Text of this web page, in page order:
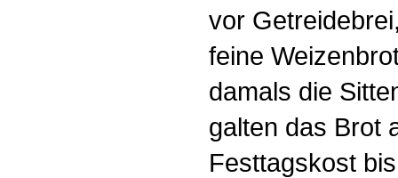
vor
feine
damals die
galten das Brot
Festtagskost